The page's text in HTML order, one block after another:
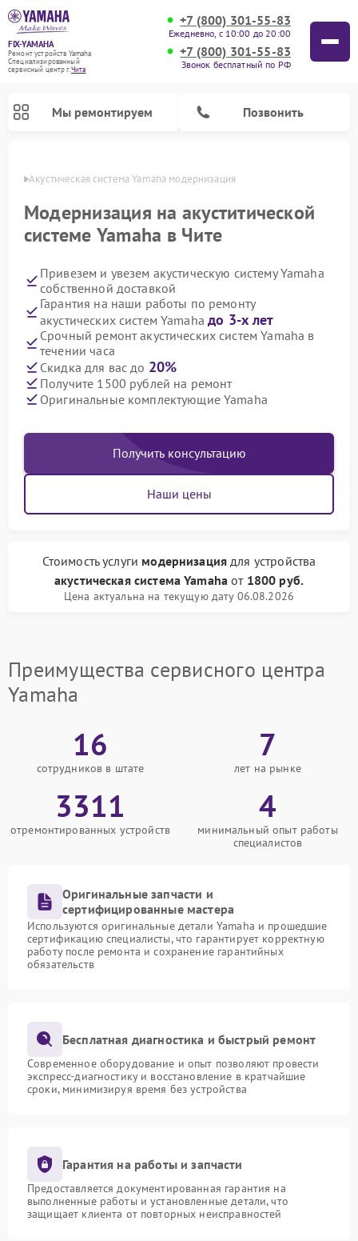
FIX-YAMAHA
Ремонт устройств Yamaha
Специализированный
cервисный центр г.Чита
+7 (800) 301-55-83
Ежедневно, с 10:00 до 20:00
+7 (800) 301-55-83
Звонок бесплатный по РФ
Мы ремонтируем Позвонить
Чите Акустическая система Yamaha модернизация
Модернизация на акуститической
системе Yamaha в Чите
Привезем и увезем акустическую систему Yamaha
собственной доставкой
Гарантия на наши работы по ремонту
акустических систем Yamahaдо 3-х лет
Срочный ремонт акустических систем Yamaha в
течении часа
Скидка для вас до 20%
Получите 1500 рублей на ремонт
Оригинальные комплектующие Yamaha
Получить консультацию
Наши цены
Стоимость услуги модернизация для устройства
акустическая система Yamaha от 1800 руб.
Цена актуальна на текущую дату 06.08.2026
Преимущества сервисного центра
Yamaha
16
сотрудников в штате
7
лет на рынке
3311
отремонтированных устройств
4
минимальный опыт работы
специалистов
Оригинальные запчасти и
сертифицированные мастера
Используются оригинальные детали Yamaha и прошедшие
сертификацию специалисты, что гарантирует корректную
работу после ремонта и сохранение гарантийных
обязательств
Бесплатная диагностика и быстрый ремонт
Современное оборудование и опыт позволяют провести
экспресс-диагностику и восстановление в кратчайшие
сроки, минимизируя время без устройства
Гарантия на работы и запчасти
Предоставляется документированная гарантия на
выполненные работы и установленные детали, что
защищает клиента от повторных неисправностей